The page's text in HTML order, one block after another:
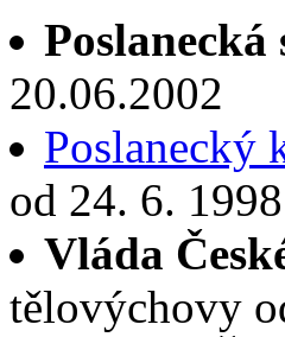
Poslanecká
20.06.2002
Poslanecký
od 24. 6.
Vláda
tělovýchovy